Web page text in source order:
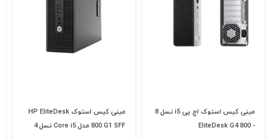
مینی کیس استوک اچ پی i5 نسل 8
- EliteDesk G4 800
مینی کیس استوک HP EliteDesk
800 G1 SFF مدل Core i5 نسل 4